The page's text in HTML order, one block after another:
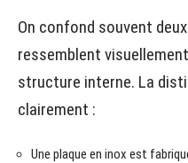
On confond souvent
ressemblent
structure interne. La
clairement :
Une plaque en inox est